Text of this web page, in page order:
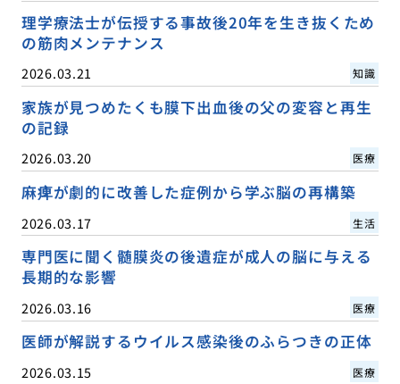
理学療法士が伝授する事故後20年を生き抜くため
の筋肉メンテナンス
2026.03.21 知識
家族が見つめたくも膜下出血後の父の変容と再生
の記録
2026.03.20 医療
麻痺が劇的に改善した症例から学ぶ脳の再構築
2026.03.17 生活
専門医に聞く髄膜炎の後遺症が成人の脳に与える
長期的な影響
2026.03.16 医療
医師が解説するウイルス感染後のふらつきの正体
2026.03.15 医療